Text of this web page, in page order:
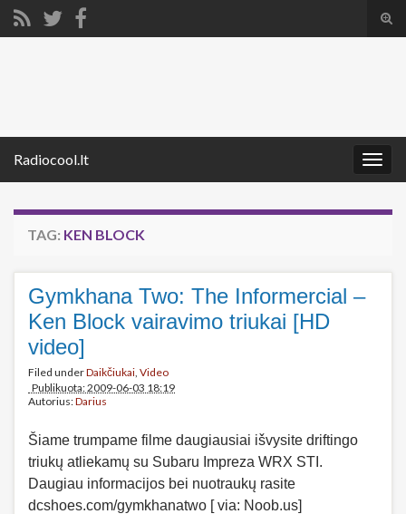
Radiocool.lt
TAG: KEN BLOCK
Gymkhana Two: The Informercial –
Ken Block vairavimo triukai [HD
video]
Filed underDaikčiukai, Video
Publikuota: 2009-06-03 18:19
Autorius:Darius
Šiame trumpame filme daugiausiai išvysite driftingo
triukų atliekamų su Subaru Impreza WRX STI.
Daugiau informacijos bei nuotraukų rasite
dcshoes.com/gymkhanatwo [ via: Noob.us]